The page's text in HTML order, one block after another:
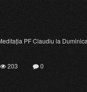
PF Claudiu la
203
0